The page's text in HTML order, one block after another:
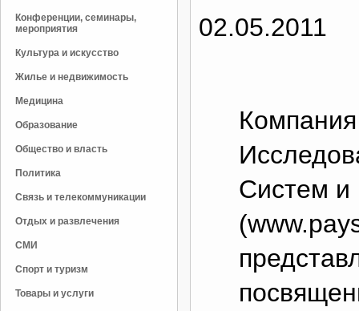
Конференции, семинары,
мероприятия
Культура и искусство
Жилье и недвижимость
Медицина
Образование
Общество и власть
Политика
Связь и телекоммуникации
Отдых и развлечения
СМИ
Спорт и туризм
Товары и услуги
02.05.2011
Систем и